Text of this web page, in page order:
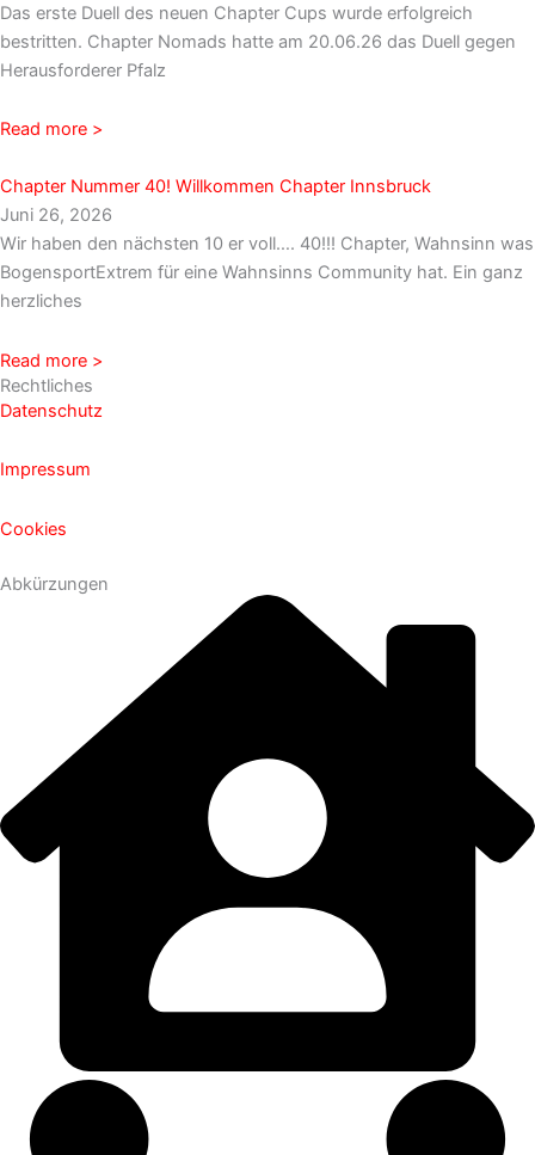
Das erste Duell des neuen Chapter Cups wurde erfolgreich
bestritten. Chapter Nomads hatte am 20.06.26 das Duell gegen
Herausforderer Pfalz
Read more >
Chapter Nummer 40! Willkommen Chapter Innsbruck
Juni 26, 2026
Wir haben den nächsten 10 er voll…. 40!!! Chapter, Wahnsinn was
BogensportExtrem für eine Wahnsinns Community hat. Ein ganz
herzliches
Read more >
Rechtliches
Datenschutz
Impressum
Cookies
Abkürzungen